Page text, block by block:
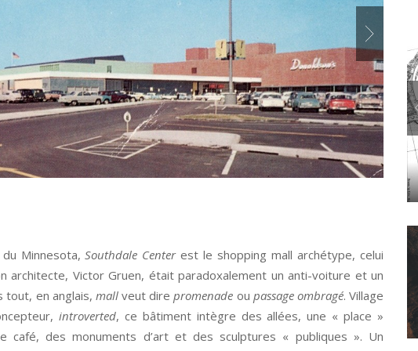
du Minnesota,Southdale Centerest le shopping mall archétype, celui
architecte, Victor Gruen, était paradoxalement un anti-voiture et un
tout, en anglais, mallveut direpromenade ou passage ombragé. Village
introverted, ce bâtiment intègre des allées, une « place »
café, des monuments d’art et des sculptures « publiques ». Un